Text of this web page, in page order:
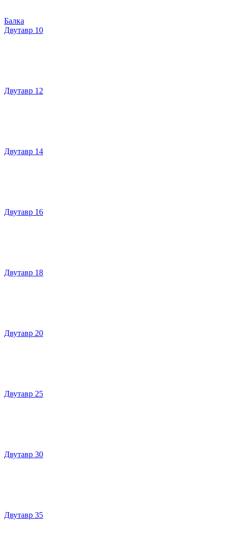
Балка
Двутавр 10
Двутавр 12
Двутавр 14
Двутавр 16
Двутавр 18
Двутавр 20
Двутавр 25
Двутавр 30
Двутавр 35